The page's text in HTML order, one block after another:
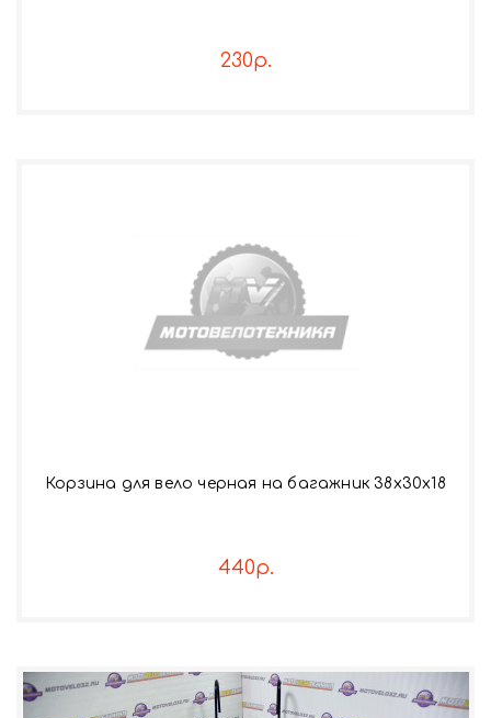
230р.
Корзина для вело черная на багажник 38х30х18
440р.